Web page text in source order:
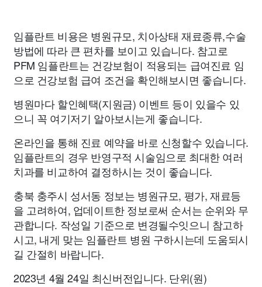
임플란트 비용은 병원규모, 치아상태 재료종류,수술
방법에 따라 큰 편차를 보이고 있습니다. 참고로
PFM 임플란트는 건강보험이 적용되는 급여진료 임
으로 건강보험 급여 조건을 확인해보시면 좋습니다.
병원마다 할인혜택(지원금) 이벤트 등이 있을수 있
으니 꼭 여기저기 알아보시는게 좋습니다.
온라인을 통해 진료 예약을 바로 신청할수 있습니다.
임플란트의 경우 반영구적 시술임으로 최대한 여러
치과를 비교하여 결정하시는 것이 좋습니다.
충북 충주시 성서동 정보는 병원규모, 평가, 재료등
을 고려하여, 업데이트한 정보로써 순서는 순위와 무
관합니다. 작성일 기준으로 변경될수잇으니 참고하
시고, 내게 맞는 임플란트 병원 구하시는데 도움되시
길 간절히 바랍니다.
2023년 4월 24일 최신버전입니다. 단위(원)